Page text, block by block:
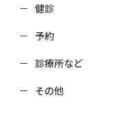
健診
予約
診療所など
その他